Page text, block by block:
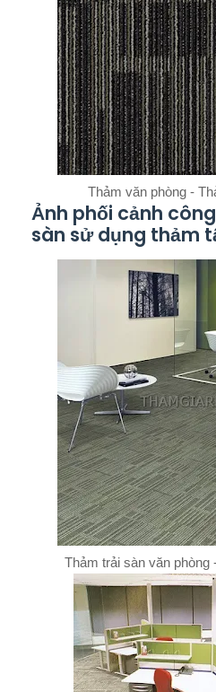
Thảm văn phòng -
Ảnh phối cảnh
sàn sử dụng thảm
Thảm trải sàn văn phòng